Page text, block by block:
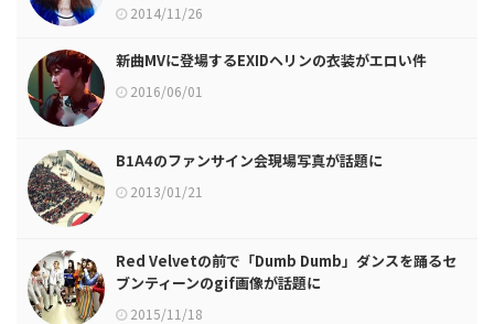
2014/11/26
新曲MVに登場するEXIDヘリンの衣装がエロい件
2016/06/01
B1A4のファンサイン会現場写真が話題に
2013/01/21
Red Velvetの前で「Dumb Dumb」ダンスを踊るセ
ブンティーンのgif画像が話題に
2015/11/18